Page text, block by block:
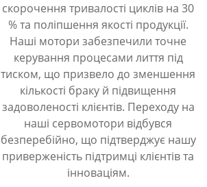
скорочення тривалості циклів на 30
% та поліпшення якості продукції.
Наші мотори забезпечили точне
керування процесами лиття під
тиском, що призвело до зменшення
кількості браку й підвищення
задоволеності клієнтів. Переходу на
наші сервомотори відбувся
безперебійно, що підтверджує нашу
приверженість підтримці клієнтів та
інноваціям.